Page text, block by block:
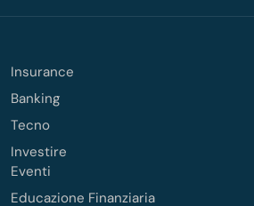
Insurance
Banking
Tecno
Investire
Eventi
Educazione Finanziaria